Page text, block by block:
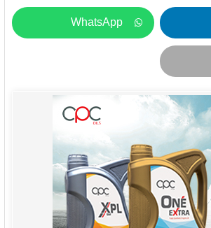
WhatsApp